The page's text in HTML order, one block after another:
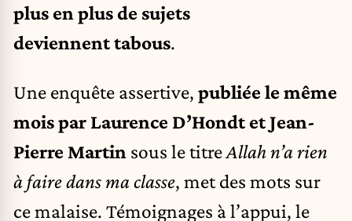
plus en plus de sujets
deviennent tabous.
Une enquête assertive, publiée le même
mois par Laurence D’Hondt et Jean-
Pierre Martin sous le titreAllah n’a rien
à faire dans ma classe, met des mots sur
ce malaise. Témoignages à l’appui, le